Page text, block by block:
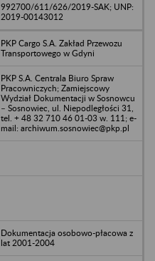
992700/611/626/2019-SAK; UNP:
2019-00143012
PKP Cargo S.A. Zakład Przewozu
Transportowego w Gdyni
PKP S.A. Centrala Biuro Spraw
Pracowniczych; Zamiejscowy
Wydział Dokumentacji w Sosnowcu
– Sosnowiec, ul. Niepodległości 31,
tel. + 48 32 710 46 01-03 w. 111; e-
mail: archiwum.sosnowiec@pkp.pl
Dokumentacja osobowo-płacowa z
lat 2001-2004